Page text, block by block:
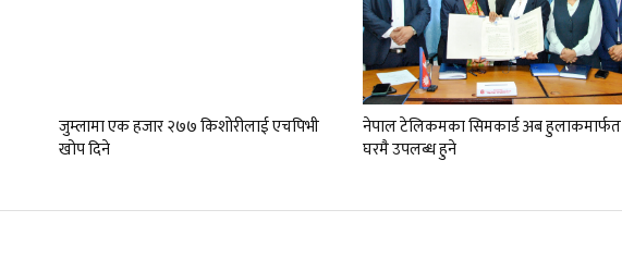
जुम्लामा एक हजार २७७ किशोरीलाई एचपिभी
खोप दिने
नेपाल टेलिकमका सिमकार्ड अब हुलाकमार्फत
घरमै उपलब्ध हुने